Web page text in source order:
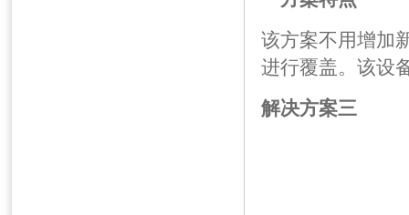
该方案不用增加
进行覆盖。该设
解决方案三